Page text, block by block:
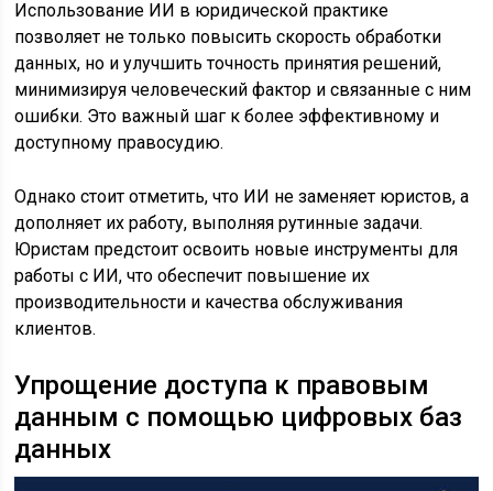
Использование ИИ в юридической практике
позволяет не только повысить скорость обработки
данных, но и улучшить точность принятия решений,
минимизируя человеческий фактор и связанные с ним
ошибки. Это важный шаг к более эффективному и
доступному правосудию.
Однако стоит отметить, что ИИ не заменяет юристов, а
дополняет их работу, выполняя рутинные задачи.
Юристам предстоит освоить новые инструменты для
работы с ИИ, что обеспечит повышение их
производительности и качества обслуживания
клиентов.
Упрощение доступа к правовым
данным с помощью цифровых баз
данных